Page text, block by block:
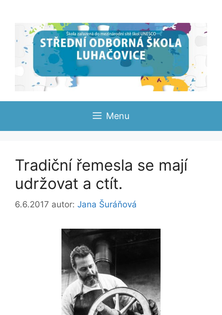
Menu
Tradiční řemesla se mají
udržovat a ctít.
6.6.2017 autor: Jana Šuráňová